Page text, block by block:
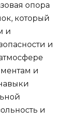
опора
который
и
и
и
и